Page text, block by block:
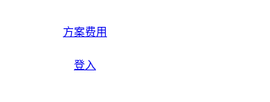
方案费用
登入